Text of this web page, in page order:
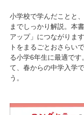
小学校で学んだことと
までしっかり解説。本
アップ」につながりま
トをまるごとおさらい
る小学6年生に最適で
て、春からの中学入学
う。